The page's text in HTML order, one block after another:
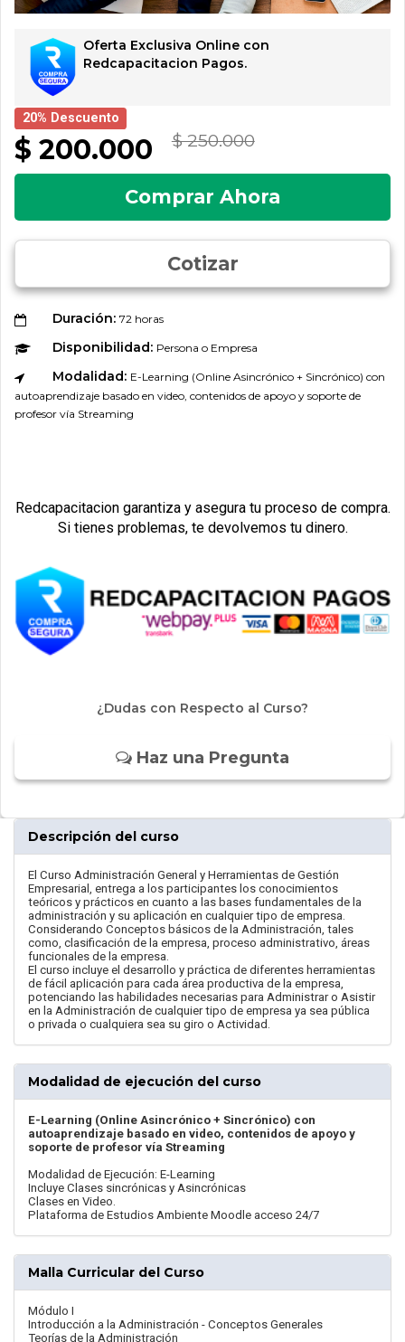
Oferta Exclusiva Online con
Redcapacitacion Pagos.
20% Descuento
$ 200.000 $ 250.000
Comprar Ahora
Cotizar
Duración: 72 horas
Disponibilidad: Persona o Empresa
Modalidad: E-Learning (Online Asincrónico + Sincrónico) con
autoaprendizaje basado en video, contenidos de apoyo y soporte de
profesor vía Streaming
Redcapacitacion garantiza y asegura tu proceso de compra.
Si tienes problemas, te devolvemos tu dinero.
¿Dudas con Respecto al Curso?
Haz una Pregunta
Descripción del curso
El Curso Administración General y Herramientas de Gestión
Empresarial, entrega a los participantes los conocimientos
teóricos y prácticos en cuanto a las bases fundamentales de la
administración y su aplicación en cualquier tipo de empresa.
Considerando Conceptos básicos de la Administración, tales
como, clasificación de la empresa, proceso administrativo, áreas
funcionales de la empresa.
El curso incluye el desarrollo y práctica de diferentes herramientas
de fácil aplicación para cada área productiva de la empresa,
potenciando las habilidades necesarias para Administrar o Asistir
en la Administración de cualquier tipo de empresa ya sea pública
o privada o cualquiera sea su giro o Actividad.
Modalidad de ejecución del curso
E-Learning (Online Asincrónico + Sincrónico) con
autoaprendizaje basado en video, contenidos de apoyo y
soporte de profesor vía Streaming
Modalidad de Ejecución: E-Learning
Incluye Clases sincrónicas y Asincrónicas
Clases en Video.
Plataforma de Estudios Ambiente Moodle acceso 24/7
Malla Curricular del Curso
Módulo I
Introducción a la Administración - Conceptos Generales
Teorías de la Administración